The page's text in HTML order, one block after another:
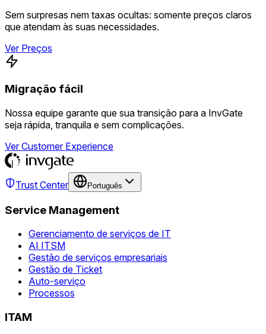
Sem surpresas nem taxas ocultas: somente preços claros
que atendam às suas necessidades.
Ver Preços
Migração fácil
Nossa equipe garante que sua transição para a InvGate
seja rápida, tranquila e sem complicações.
Ver Customer Experience
Trust Center Português
Service Management
Gerenciamento de serviços de IT
AI ITSM
Gestão de serviços empresariais
Gestão de Ticket
Auto-serviço
Processos
ITAM